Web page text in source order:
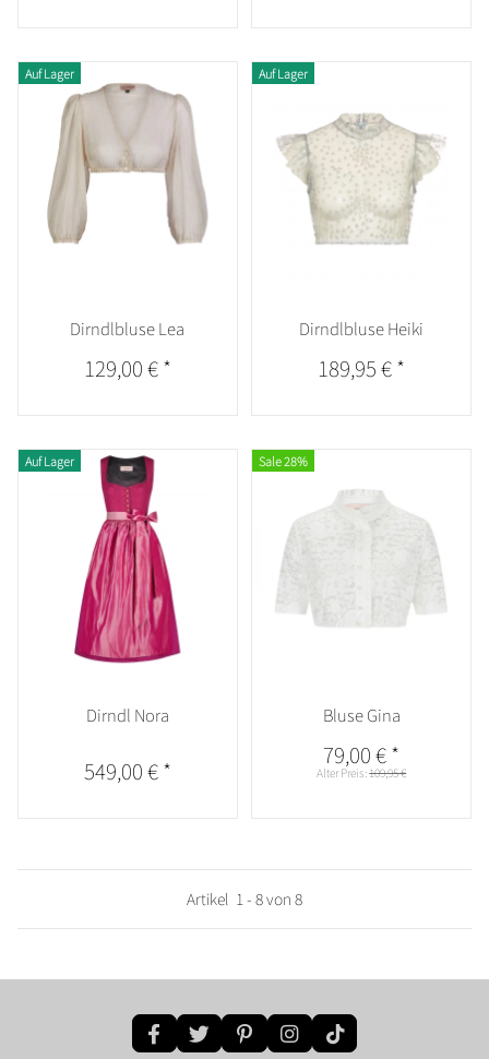
Auf Lager
Dirndlbluse Lea
129,00 €*
Auf Lager
Dirndlbluse Heiki
189,95 €*
Auf Lager
Dirndl Nora
549,00 €*
Sale 28%
Bluse Gina
79,00 €*
Alter Preis:109,95 €
Artikel 1- 8von 8